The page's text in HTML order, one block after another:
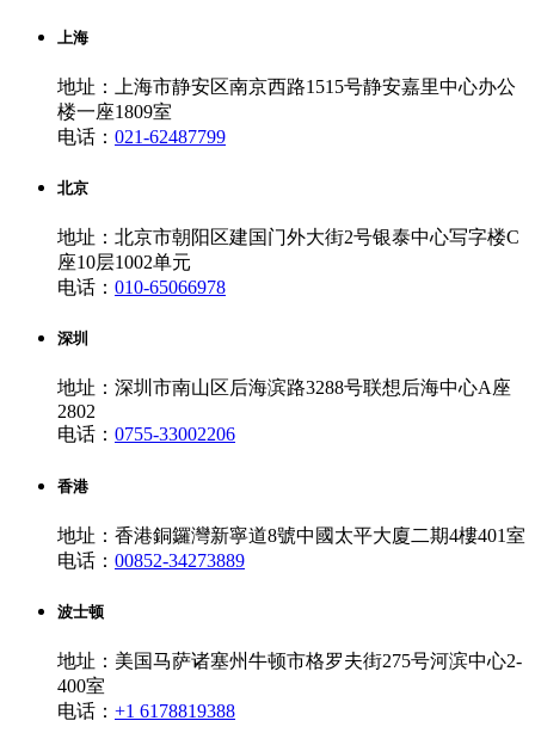
上海
地址：上海市静安区南京西路1515号静安嘉里中心办公
楼一座1809室
电话： 021-62487799
北京
地址：北京市朝阳区建国门外大街2号银泰中心写字楼C
座10层1002单元
电话： 010-65066978
深圳
地址：深圳市南山区后海滨路3288号联想后海中心A座
2802
电话： 0755-33002206
香港
地址：香港銅鑼灣新寧道8號中國太平大廈二期4樓401室
电话： 00852-34273889
波士顿
地址：美国马萨诸塞州牛顿市格罗夫街275号河滨中心2-
400室
电话： +1 6178819388